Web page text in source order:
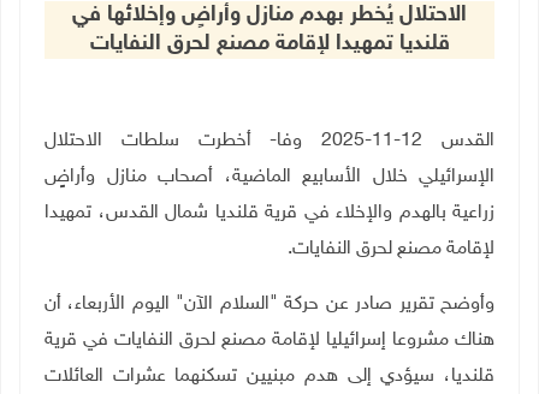
الاحتلال يُخطر بهدم منازل وأراضٍ وإخلائها في
قلنديا تمهيدا لإقامة مصنع لحرق النفايات
القدس 12-11-2025 وفا- أخطرت سلطات الاحتلال
الإسرائيلي خلال الأسابيع الماضية، أصحاب منازل وأراضٍ
زراعية بالهدم والإخلاء في قرية قلنديا شمال القدس، تمهيدا
لإقامة مصنع لحرق النفايات.
وأوضح تقرير صادر عن حركة "السلام الآن" اليوم الأربعاء، أن
هناك مشروعا إسرائيليا لإقامة مصنع لحرق النفايات في قرية
قلنديا، سيؤدي إلى هدم مبنيين تسكنهما عشرات العائلات